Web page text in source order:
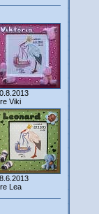
Viki
Lea